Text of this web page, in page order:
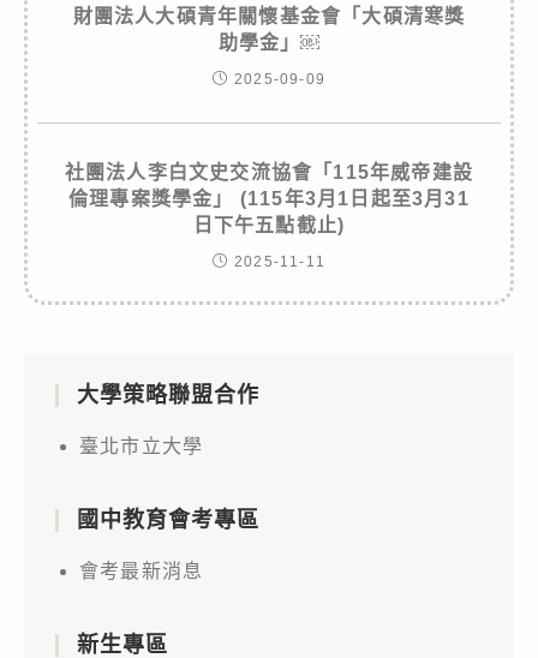
財團法人大碩青年關懷基金會「大碩清寒獎
助學金」￼
2025-09-09
社團法人李白文史交流協會「115年威帝建設
倫理專案獎學金」 (115年3月1日起至3月31
日下午五點截止)
2025-11-11
大學策略聯盟合作
臺北市立大學
國中教育會考專區
會考最新消息
新生專區